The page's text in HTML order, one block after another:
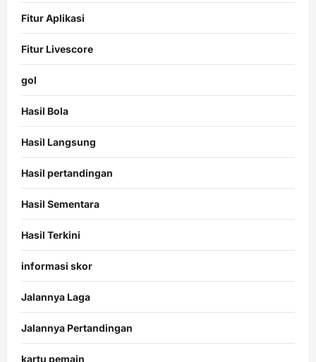
Fitur Aplikasi
Fitur Livescore
gol
Hasil Bola
Hasil Langsung
Hasil pertandingan
Hasil Sementara
Hasil Terkini
informasi skor
Jalannya Laga
Jalannya Pertandingan
kartu pemain